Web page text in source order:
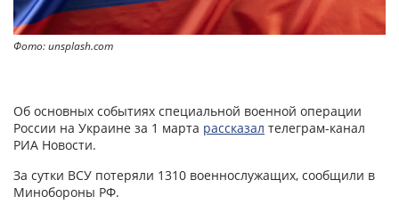
Фото: unsplash.com
Об основных событиях специальной военной операции
России на Украине за 1 марта рассказал телеграм-канал
РИА Новости.
За сутки ВСУ потеряли 1310 военнослужащих, сообщили в
Минобороны РФ.